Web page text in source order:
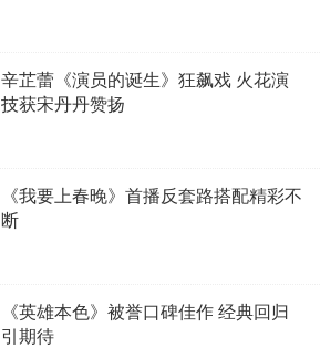
辛芷蕾《演员的诞生》狂飙戏 火花演
技获宋丹丹赞扬
《我要上春晚》首播反套路搭配精彩不
断
《英雄本色》被誉口碑佳作 经典回归
引期待